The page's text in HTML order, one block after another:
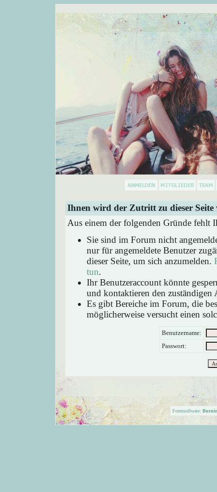
Ihnen wird der Zutritt zu dieser Seite
Aus einem der folgenden Gründe fehlt
Sie sind im Forum nicht
nur für angemeldete Benutzer
dieser Seite, um sich anzumelden.
tun.
Ihr Benutzeraccount könnte
und kontaktieren den zuständigen
Es gibt Bereiche im Forum, die
möglicherweise versucht einen
Benutzername:
Passwort:
Forensoftware: